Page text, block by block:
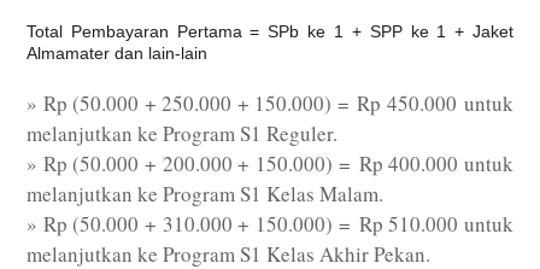
Total Pembayaran Pertama = SPb ke 1 + SPP ke 1 + Jaket
Almamater dan lain-lain
» Rp (50.000 + 250.000 + 150.000) = Rp 450.000 untuk
melanjutkan ke Program S1 Reguler.
» Rp (50.000 + 200.000 + 150.000) = Rp 400.000 untuk
melanjutkan ke Program S1 Kelas Malam.
» Rp (50.000 + 310.000 + 150.000) = Rp 510.000 untuk
melanjutkan ke Program S1 Kelas Akhir Pekan.